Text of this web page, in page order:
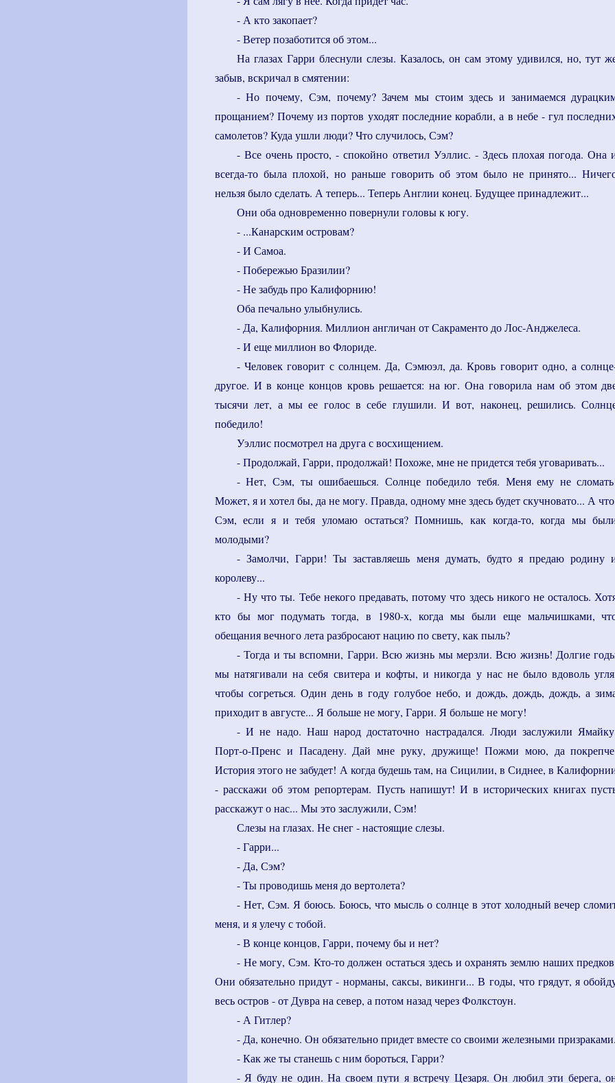
- А кто закопает?
- Ветер позаботится об этом...
На глазах Гарри блеснули слезы. Казалось, он сам этому удивился, но, тут
забыв, вскричал в смятении:
- Но почему, Сэм, почему? Зачем мы стоим здесь и занимаемся
прощанием? Почему из портов уходят последние корабли, а в небе - гул
самолетов? Куда ушли люди? Что случилось, Сэм?
- Все очень просто, - спокойно ответил Уэллис. - Здесь плохая погода. Она
всегда-то была плохой, но раньше говорить об этом было не принято...
нельзя было сделать. А теперь... Теперь Англии конец. Будущее принадлежит...
Они оба одновременно повернули головы к югу.
- ...Канарским островам?
- И Самоа.
- Побережью Бразилии?
- Не забудь про Калифорнию!
Оба печально улыбнулись.
- Да, Калифорния. Миллион англичан от Сакраменто до Лос-Анджелеса.
- И еще миллион во Флориде.
- Человек говорит с солнцем. Да, Сэмюэл, да. Кровь говорит одно, а
другое. И в конце концов кровь решается: на юг. Она говорила нам об этом
тысячи лет, а мы ее голос в себе глушили. И вот, наконец, решились.
победило!
Уэллис посмотрел на друга с восхищением.
- Продолжай, Гарри, продолжай! Похоже, мне не придется тебя уговаривать...
- Нет, Сэм, ты ошибаешься. Солнце победило тебя. Меня ему не
Может, я и хотел бы, да не могу. Правда, одному мне здесь будет скучновато... А
Сэм, если я и тебя уломаю остаться? Помнишь, как когда-то, когда мы
молодыми?
- Замолчи, Гарри! Ты заставляешь меня думать, будто я предаю родину
королеву...
- Ну что ты. Тебе некого предавать, потому что здесь никого не осталось.
кто бы мог подумать тогда, в 1980-х, когда мы были еще мальчишками,
обещания вечного лета разбросают нацию по свету, как пыль?
- Тогда и ты вспомни, Гарри. Всю жизнь мы мерзли. Всю жизнь! Долгие
мы натягивали на себя свитера и кофты, и никогда у нас не было вдоволь
чтобы согреться. Один день в году голубое небо, и дождь, дождь, дождь, а
приходит в августе... Я больше не могу, Гарри. Я больше не могу!
- И не надо. Наш народ достаточно настрадался. Люди заслужили
Порт-о-Пренс и Пасадену. Дай мне руку, дружище! Пожми мою, да
История этого не забудет! А когда будешь там, на Сицилии, в Сиднее, в
- расскажи об этом репортерам. Пусть напишут! И в исторических книгах
расскажут о нас... Мы это заслужили, Сэм!
Слезы на глазах. Не снег - настоящие слезы.
- Гарри...
- Да, Сэм?
- Ты проводишь меня до вертолета?
- Нет, Сэм. Я боюсь. Боюсь, что мысль о солнце в этот холодный вечер
меня, и я улечу с тобой.
- В конце концов, Гарри, почему бы и нет?
- Не могу, Сэм. Кто-то должен остаться здесь и охранять землю наших
Они обязательно придут - норманы, саксы, викинги... В годы, что грядут, я
весь остров - от Дувра на север, а потом назад через Фолкстоун.
- А Гитлер?
- Да, конечно. Он обязательно придет вместе со своими железными призраками.
- Как же ты станешь с ним бороться, Гарри?
- Я буду не один. На своем пути я встречу Цезаря. Он любил эти берега,